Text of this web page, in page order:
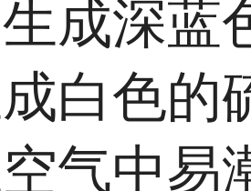
成深蓝
白色的
气中易